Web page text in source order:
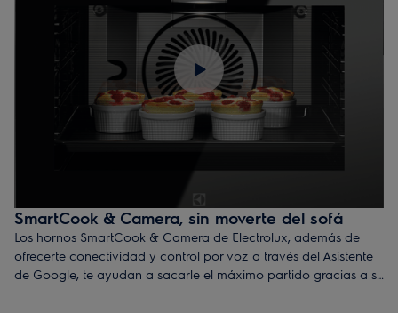
SmartCook & Camera, sin moverte del sofá
Los hornos SmartCook & Camera de Electrolux, además de
ofrecerte conectividad y control por voz a través del Asistente
de Google, te ayudan a sacarle el máximo partido gracias a su